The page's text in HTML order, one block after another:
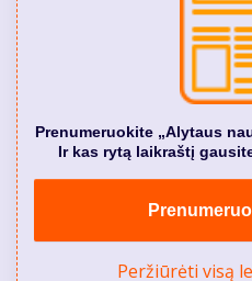
Prenumeruokite „Alytaus
Ir kas rytą laikraštį
Peržiūrėti visą